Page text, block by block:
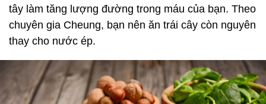
tây làm tăng lượng đường trong máu của bạn. Theo
chuyên gia Cheung, bạn nên ăn trái cây còn nguyên
thay cho nước ép.